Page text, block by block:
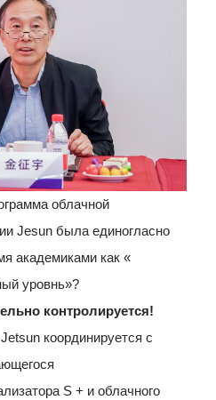
облачной
Jesun была единогласно
академиками как «
уровнь»?
контролируется!
координируется с
S + и облачного